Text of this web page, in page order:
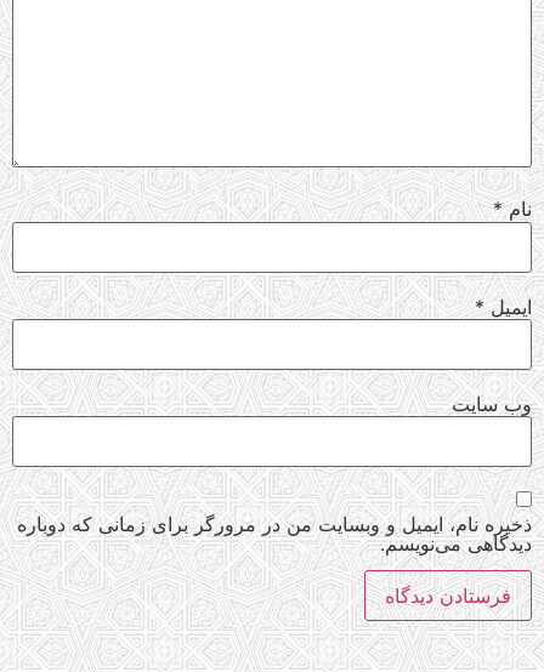
نام*
ایمیل*
وب‌ سایت
ذخیره نام، ایمیل و وبسایت من در مرورگر برای زمانی که دوباره
دیدگاهی می‌نویسم.